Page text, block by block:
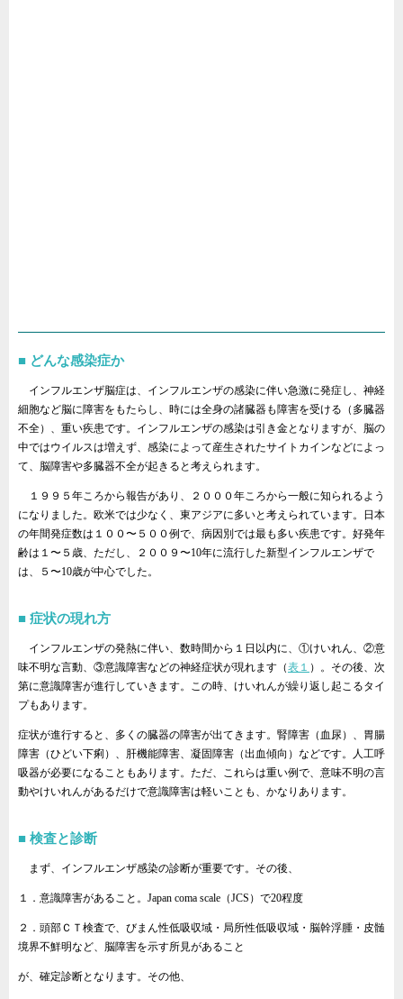
どんな感染症か
インフルエンザ脳症は、インフルエンザの感染に伴い急激に発症し、神経
細胞など脳に障害をもたらし、時には全身の諸臓器も障害を受ける（多臓器
不全）、重い疾患です。インフルエンザの感染は引き金となりますが、脳の
中ではウイルスは増えず、感染によって産生されたサイトカインなどによっ
て、脳障害や多臓器不全が起きると考えられます。
１９９５年ころから報告があり、２０００年ころから一般に知られるよう
になりました。欧米では少なく、東アジアに多いと考えられています。日本
の年間発症数は１００〜５００例で、病因別では最も多い疾患です。好発年
齢は１〜５歳、ただし、２００９〜10年に流行した新型インフルエンザで
は、５〜10歳が中心でした。
症状の現れ方
インフルエンザの発熱に伴い、数時間から１日以内に、①けいれん、②意
味不明な言動、③意識障害などの神経症状が現れます（表１ ）。その後、次
第に意識障害が進行していきます。この時、けいれんが繰り返し起こるタイ
プもあります。
症状が進行すると、多くの臓器の障害が出てきます。腎障害（血尿）、胃腸
障害（ひどい下痢）、肝機能障害、凝固障害（出血傾向）などです。人工呼
吸器が必要になることもあります。ただ、これらは重い例で、意味不明の言
動やけいれんがあるだけで意識障害は軽いことも、かなりあります。
検査と診断
まず、インフルエンザ感染の診断が重要です。その後、
１．意識障害があること。Japan coma scale（JCS）で20程度
２．頭部ＣＴ検査で、びまん性低吸収域・局所性低吸収域・脳幹浮腫・皮髄
境界不鮮明など、脳障害を示す所見があること
が、確定診断となります。その他、